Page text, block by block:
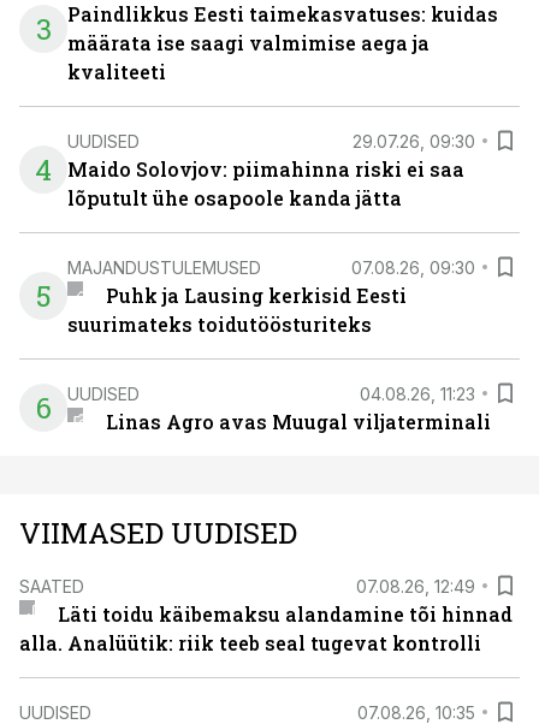
3
Paindlikkus Eesti taimekasvatuses: kuidas
määrata ise saagi valmimise aega ja
kvaliteeti
4
UUDISED 29.07.26, 09:30
Maido Solovjov: piimahinna riski ei saa
lõputult ühe osapoole kanda jätta
5
MAJANDUSTULEMUSED 07.08.26, 09:30
Puhk ja Lausing kerkisid Eesti
suurimateks toidutöösturiteks
6 UUDISED 04.08.26, 11:23
Linas Agro avas Muugal viljaterminali
VIIMASED UUDISED
SAATED 07.08.26, 12:49
Läti toidu käibemaksu alandamine tõi hinnad
alla. Analüütik: riik teeb seal tugevat kontrolli
UUDISED 07.08.26, 10:35